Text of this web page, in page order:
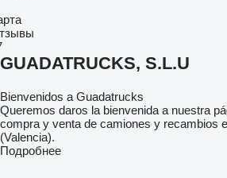
GUADATRUCKS, S.L.U
Bienvenidos a Guadatrucks
Queremos daros la bienvenida a nuestra
compra y venta de camiones y recambios
(Valencia).
Подробнее